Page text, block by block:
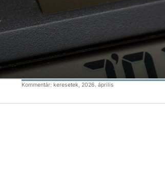
Kommentár: keresetek, 2026. április